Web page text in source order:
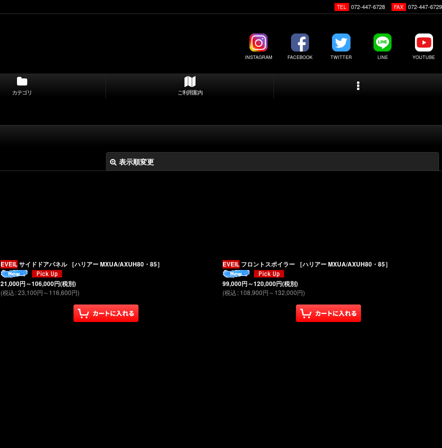
TEL 072-447-6728 FAX 072-447-6729
INSTAGRAM FACEBOOK TWITTER LINE YOUTUBE
カテゴリ ご利用案内
表示順変更
絞り込む
EVEILサイドドアパネル ［ハリアー MXUA/AXUH80・85］
21,000円～106,000円(税別)
(税込:23,100円～116,600円)
EVEIL フロントスポイラー ［ハリアー MXUA/AXUH80・85］
99,000円～120,000円(税別)
(税込: 108,900円～132,000円)